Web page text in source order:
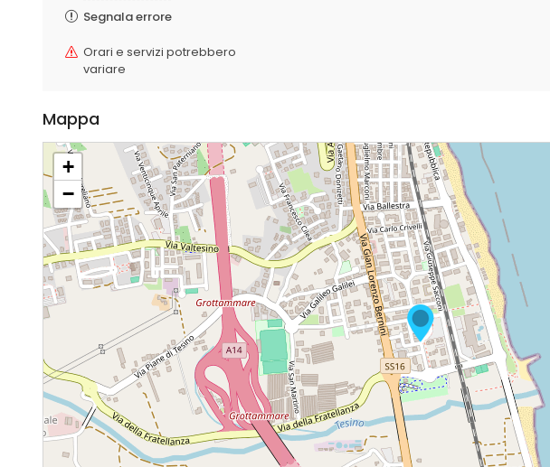
Segnala errore
Orari e servizi potrebbero
variare
Mappa
+
−